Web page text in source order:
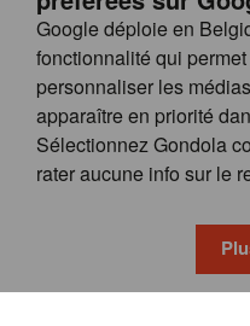
Google déploie en
fonctionnalité qui
personnaliser les
apparaître en priorité
Sélectionnez Gondola
rater aucune info sur le
©
PRIVACY
wieni